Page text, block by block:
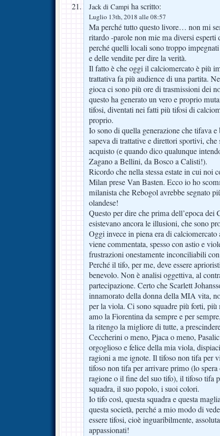
Jack di Campi ha scritto:
Luglio 13th, 2018 alle 08:57
Ma perché tutto questo livore… non mi
ritardo -parole non mie ma diversi esperti
perché quelli locali sono troppo
e delle vendite per dire la verità.
Il fatto è che oggi il calciomercato è più
trattativa fa più audience di una partita.
gioca ci sono più ore di trasmissioni dei
questo ha generato un vero e proprio
tifosi, diventati nei fatti più tifosi di
proprio.
Io sono di quella generazione che tifava
sapeva di trattative e direttori sportivi, che
acquisto (e quando dico qualunque
Zagano a Bellini, da Bosco a Calisti!).
Ricordo che nella stessa estate in cui noi
Milan prese Van Basten. Ecco io ho
milanista che Rebogol avrebbe segnato
olandese!
Questo per dire che prima dell’epoca
esistevano ancora le illusioni, che sono
Oggi invece in piena era di
viene commentata, spesso con astio e
frustrazioni onestamente inconciliabili
Perché il tifo, per me, deve essere
benevolo. Non è analisi oggettiva, al
partecipazione. Certo che Scarlett
innamorato della donna della MIA vita,
per la viola. Ci sono squadre più forti,
amo la Fiorentina da sempre e per
la ritengo la migliore di tutte, a
Ceccherini o meno, Pjaca o meno,
orgoglioso e felice della mia viola,
ragioni a me ignote. Il tifoso non tifa per
tifoso non tifa per arrivare primo (lo
ragione o il fine del suo tifo), il tifoso tifa
squadra, il suo popolo, i suoi colori.
Io tifo così, questa squadra e questa
questa società, perché a mio modo di
essere tifosi, cioè inguaribilmente,
appassionati!